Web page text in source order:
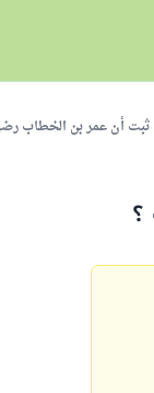
أن عمر بن الخطاب رضي
؟